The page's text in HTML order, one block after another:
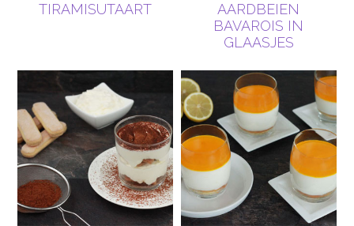
TIRAMISUTAART
AARDBEIEN
BAVAROIS IN
GLAASJES